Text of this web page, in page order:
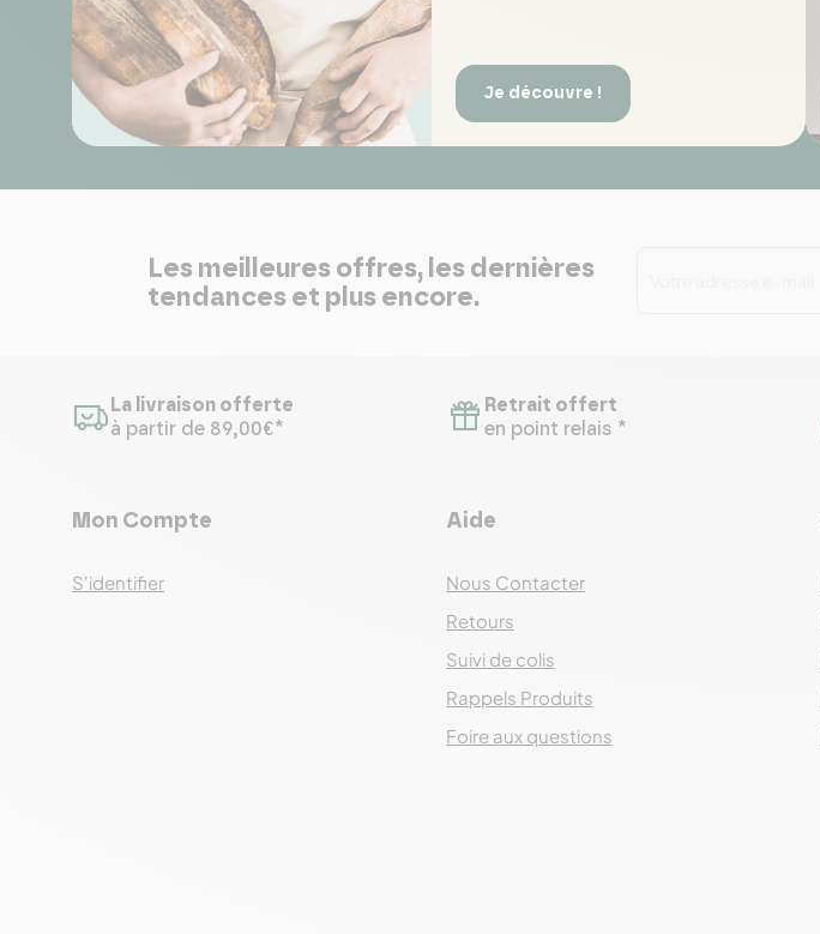
Je découvre !
Les meilleures offres, les dernières
tendances et plus encore.
La livraison offerte
à partir de 89,00€*
Retrait offert
en point relais *
Mon Compte
S'identifier
Aide
Nous Contacter
Retours
Suivi de colis
Rappels Produits
Foire aux questions